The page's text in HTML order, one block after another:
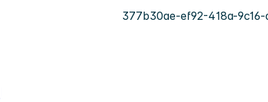
377b30ae-ef92-418a-